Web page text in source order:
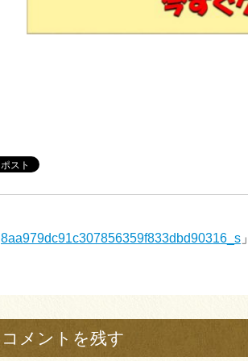
8aa979dc91c307856359f833dbd90316_s
コメントを残す